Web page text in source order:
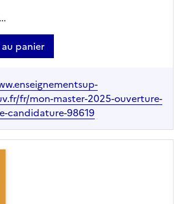
panier
fr/mon-master-2025-ouverture-
candidature-98619